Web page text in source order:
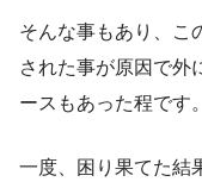
そんな事もあり、こ
された事が原因で外
ースもあった程です。
一度、困り果てた結